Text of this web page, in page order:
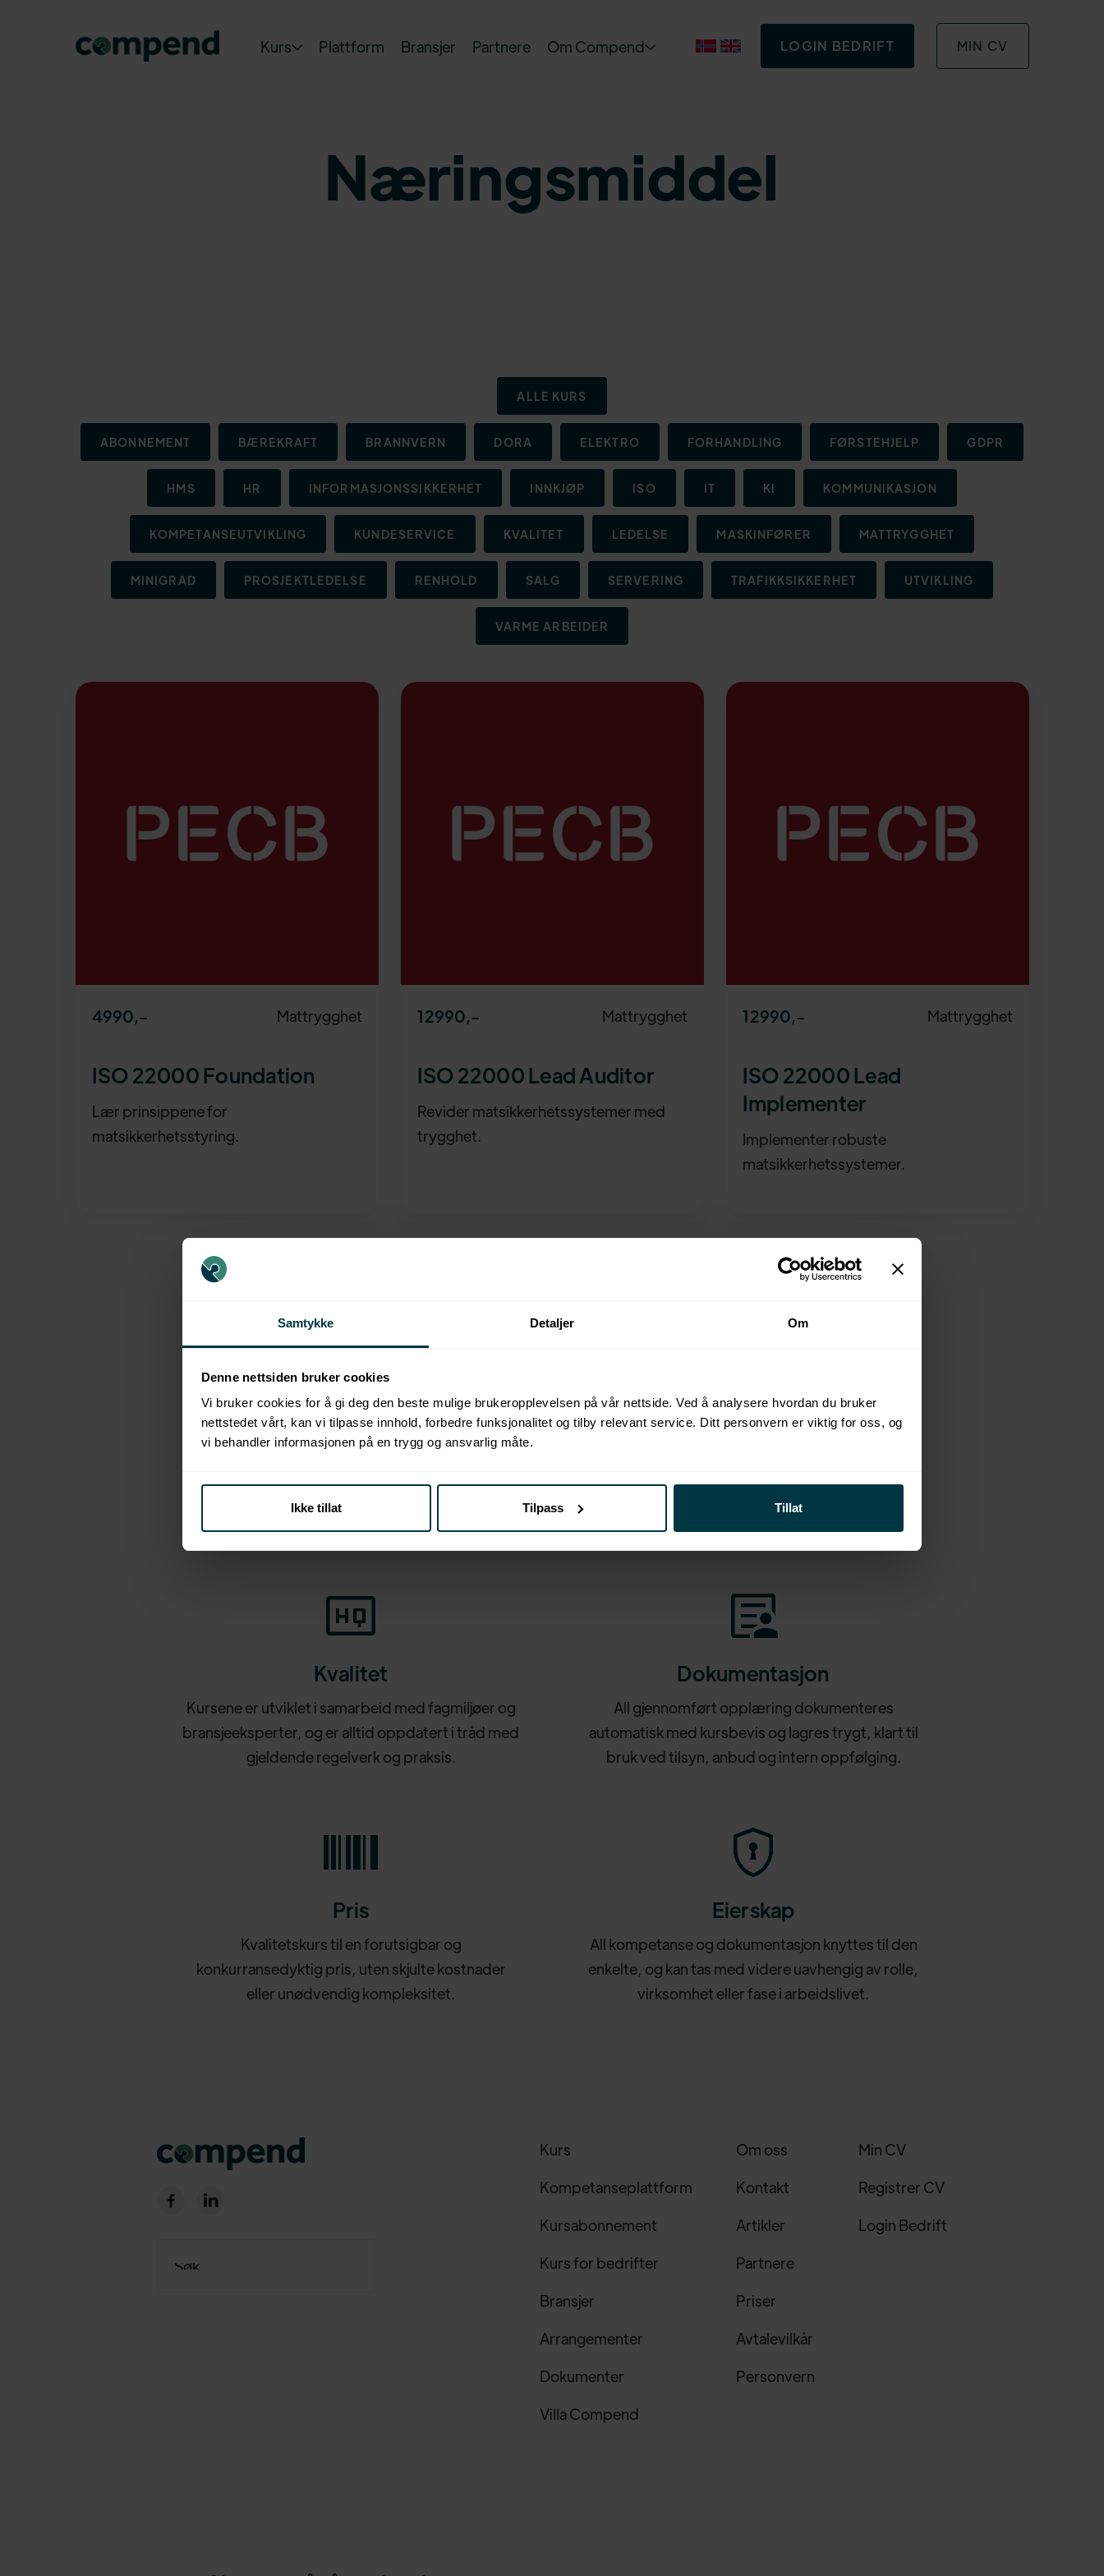
Samtykke Detaljer Om
Denne nettsiden bruker cookies
Vi bruker cookies for å gi deg den beste mulige brukeropplevelsen på vår nettside. Ved å analysere hvordan du bruker
nettstedet vårt, kan vi tilpasse innhold, forbedre funksjonalitet og tilby relevant service. Ditt personvern er viktig for oss, og
vi behandler informasjonen på en trygg og ansvarlig måte.
Ikke tillat Tilpass Tillat
Kurs  Plattform Bransjer Partnere Om Compend  LOGIN BEDRIFT MIN CV
Næringsmiddel
ALLE KURS
ABONNEMENT BÆREKRAFT BRANNVERN DORA ELEKTRO FORHANDLING FØRSTEHJELP GDPR
HMS HR INFORMASJONSSIKKERHET INNKJØP ISO IT KI KOMMUNIKASJON
KOMPETANSEUTVIKLING KUNDESERVICE KVALITET LEDELSE MASKINFØRER MATTRYGGHET
MINIGRAD PROSJEKTLEDELSE RENHOLD SALG SERVERING TRAFIKKSIKKERHET UTVIKLING
VARME ARBEIDER
4990,- Mattrygghet
ISO 22000 Foundation
Lær prinsippene for
matsikkerhetsstyring.
12990,- Mattrygghet
ISO 22000 Lead Auditor
Revider matsikkerhetssystemer med
trygghet.
12990,- Mattrygghet
ISO 22000 Lead
Implementer
Implementer robuste
matsikkerhetssystemer.
Hvorfor kjøpe kurs av
Compend?
En smartere måte å kjøpe, gjennomføre og
Kvalitet
Kursene er utviklet i samarbeid med fagmiljøer og
bransjeeksperter, og er alltid oppdatert i tråd med
gjeldende regelverk og praksis.
Dokumentasjon
All gjennomført opplæring dokumenteres
automatisk med kursbevis og lagres trygt, klart til
bruk ved tilsyn, anbud og intern oppfølging.
Pris
Kvalitetskurs til en forutsigbar og
konkurransedyktig pris, uten skjulte kostnader
eller unødvendig kompleksitet.
Eierskap
All kompetanse og dokumentasjon knyttes til den
enkelte, og kan tas med videre uavhengig av rolle,
virksomhet eller fase i arbeidslivet.
 
Kurs
Kompetanseplattform
Kursabonnement
Kurs for bedrifter
Bransjer
Arrangementer
Dokumenter
Villa Compend
Om oss
Kontakt
Artikler
Partnere
Priser
Avtalevilkår
Personvern
Min CV
Registrer CV
Login Bedrift